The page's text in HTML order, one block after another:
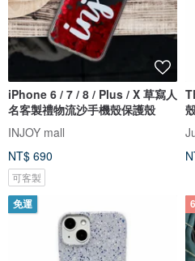
iPhone 6 / 7 / 8 / Plus / X 草寫人
名客製禮物流沙手機殼保護殼
INJOY mall
NT$ 690
可客製
免運